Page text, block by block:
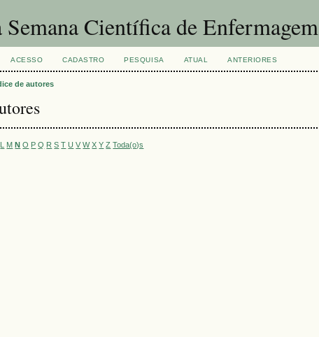
Semana Científica de Enfermagem
ACESSO CADASTRO PESQUISA ATUAL ANTERIORES
de autores
L M N O P Q R S T U V W X Y Z Toda(o)s